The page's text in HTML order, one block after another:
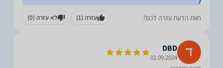
חוות הדעת עזרה לכם? עזרה (1) לא עזרה (0)
DBD
02.09.2024